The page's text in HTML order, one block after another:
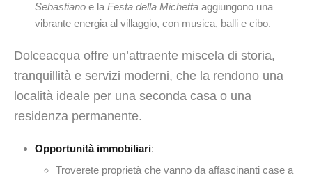
Sebastiano e la Festa della Michetta aggiungono una
vibrante energia al villaggio, con musica, balli e cibo.
Dolceacqua offre un’attraente miscela di storia,
tranquillità e servizi moderni, che la rendono una
località ideale per una seconda casa o una
residenza permanente.
Opportunità immobiliari:
Troverete proprietà che vanno da affascinanti case a